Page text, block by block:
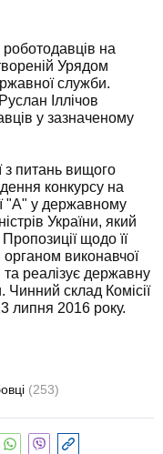
на
Урядом
служби.
Іллічов
у зазначеному
з питань вищого
конкурсу на
"А" у державному
України, який
щодо її
виконавчої
реалізує державну
Чинний склад Комісії
липня 2016 року.
(253)